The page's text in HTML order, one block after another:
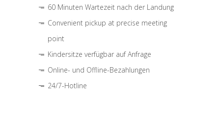
60 Minuten Wartezeit nach der Landung
Convenient pickup at precise meeting
point
Kindersitze verfügbar auf Anfrage
Online- und Offline-Bezahlungen
24/7-Hotline